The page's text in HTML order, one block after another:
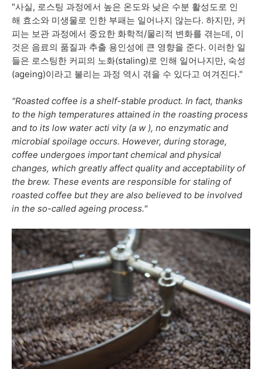
"사실, 로스팅 과정에서 높은 온도와 낮은 수분 활성도로 인
해 효소와 미생물로 인한 부패는 일어나지 않는다. 하지만, 커
피는 보관 과정에서 중요한 화학적/물리적 변화를 겪는데, 이
것은 음료의 품질과 추출 용인성에 큰 영향을 준다. 이러한 일
들은 로스팅한 커피의 노화(staling)로 인해 일어나지만, 숙성
(ageing)이라고 불리는 과정 역시 겪을 수 있다고 여겨진다."
"Roasted coffee is a shelf-stable product. In fact, thanks
to the high temperatures attained in the roasting process
and to its low water acti vity (a w ), no enzymatic and
microbial spoilage occurs. However, during storage,
coffee undergoes important chemical and physical
changes, which greatly affect quality and acceptability of
the brew. These events are responsible for staling of
roasted coffee but they are also believed to be involved
in the so-called ageing process."